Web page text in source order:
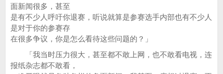
面新闻很多，甚至
是有不少人呼吁你退赛，听说就算是参赛选手内部也有不少人
是对于你的参赛存
在很多争议，你是怎么看待这些问题的？」
「我当时压力很大，甚至都不敢上网，也不敢看电视，连
报纸杂志都不敢看，